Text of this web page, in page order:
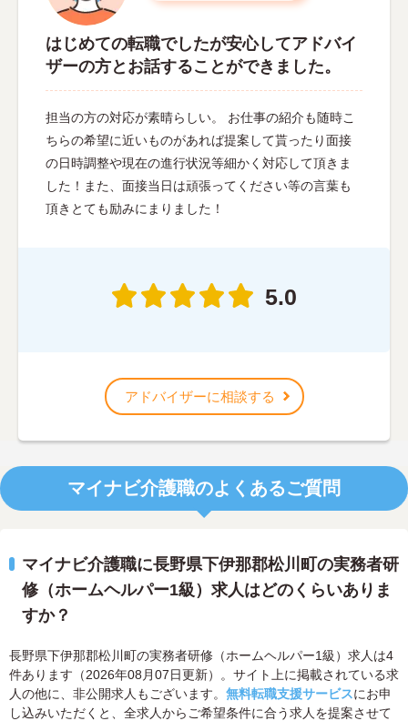
はじめての転職でしたが安心してアドバイ
ザーの方とお話することができました。
担当の方の対応が素晴らしい。 お仕事の紹介も随時こ
ちらの希望に近いものがあれば提案して貰ったり面接
の日時調整や現在の進行状況等細かく対応して頂きま
した！また、面接当日は頑張ってください等の言葉も
頂きとても励みにまりました！
5.0
アドバイザーに相談する
マイナビ介護職のよくあるご質問
マイナビ介護職に長野県下伊那郡松川町の実務者研
修（ホームヘルパー1級）求人はどのくらいありま
すか？
長野県下伊那郡松川町の実務者研修（ホームヘルパー1級）求人は4
件あります（2026年08月07日更新）。サイト上に掲載されている求
人の他に、非公開求人もございます。 無料転職支援サービスにお申
し込みいただくと、全求人からご希望条件に合う求人を提案させて